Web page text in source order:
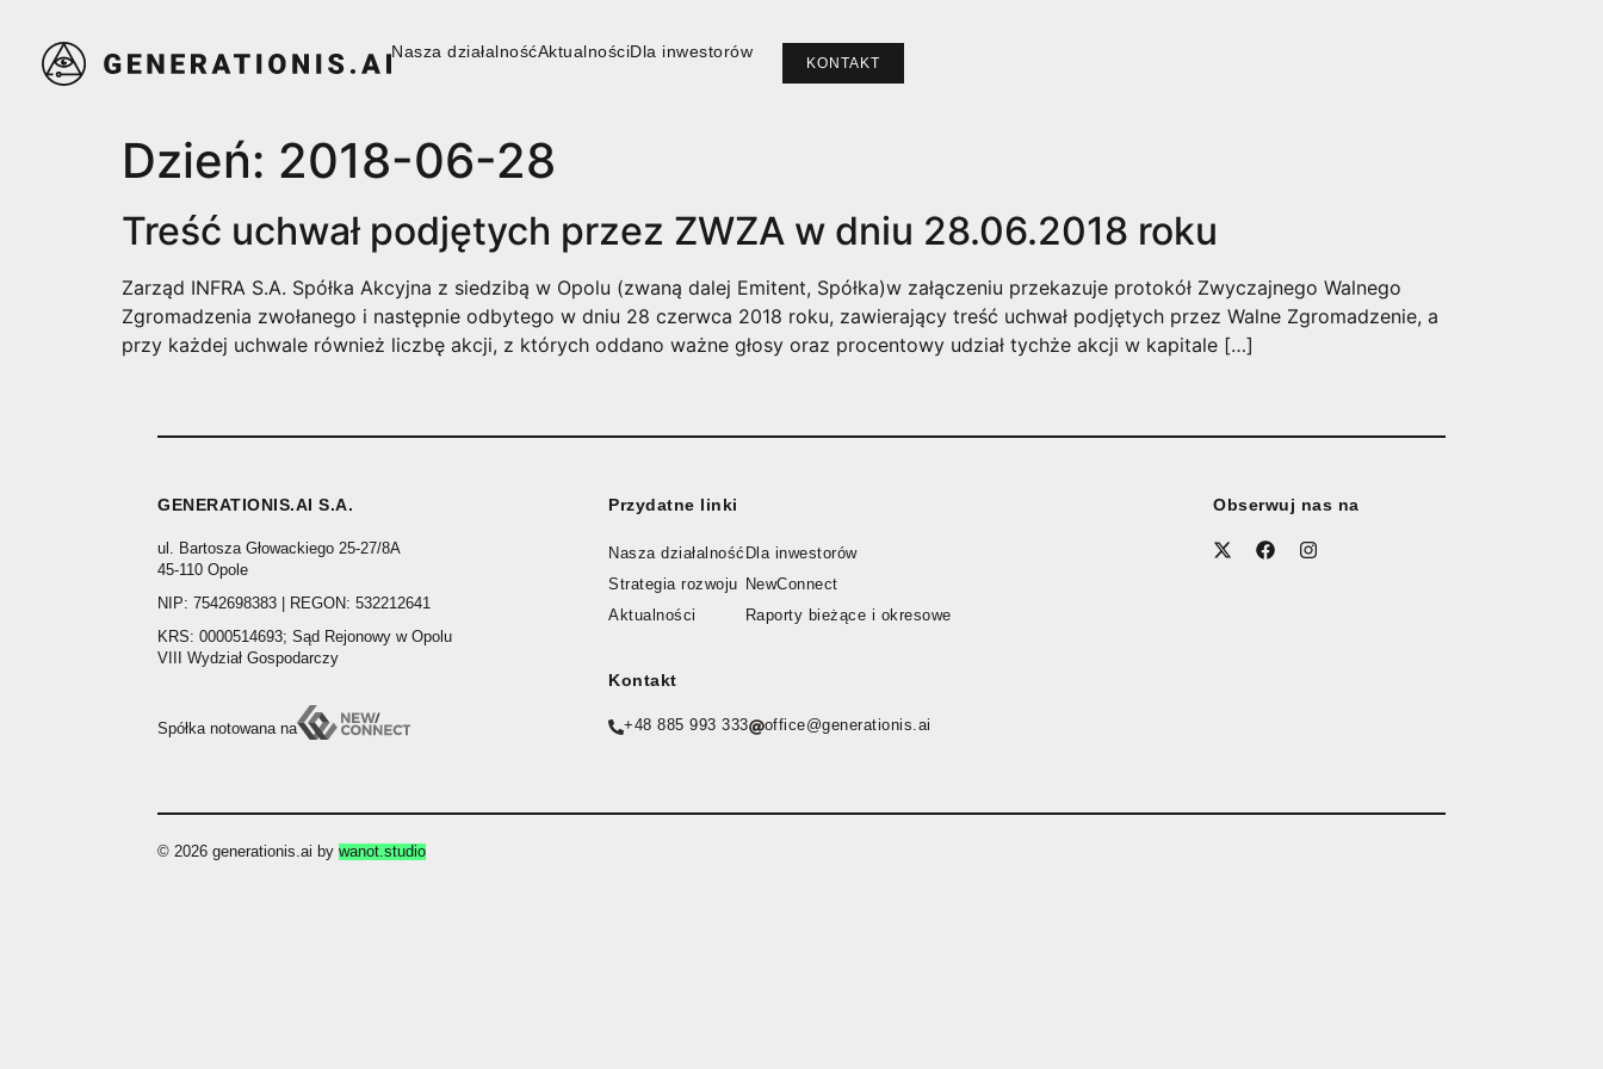
Nasza działalnośćAktualnościDla inwestorów
KONTAKT
Nasza działalnośćAktualnościDla inwestorów
KONTAKT
Dzień: 2018-06-28
Treść uchwał podjętych przez ZWZA w dniu 28.06.2018 roku
Zarząd INFRA S.A. Spółka Akcyjna z siedzibą w Opolu (zwaną dalej Emitent, Spółka)w załączeniu przekazuje protokół Zwyczajnego Walnego
Zgromadzenia zwołanego i następnie odbytego w dniu 28 czerwca 2018 roku, zawierający treść uchwał podjętych przez Walne Zgromadzenie, a
przy każdej uchwale również liczbę akcji, z których oddano ważne głosy oraz procentowy udział tychże akcji w kapitale […]
GENERATIONIS.AI S.A.
ul. Bartosza Głowackiego 25-27/8A
45-110 Opole
NIP: 7542698383 | REGON: 532212641
KRS: 0000514693; Sąd Rejonowy w Opolu
VIII Wydział Gospodarczy
Spółka notowana na
Przydatne linki
Nasza działalność
Strategia rozwoju
Aktualności
Dla inwestorów
NewConnect
Raporty bieżące i okresowe
Kontakt
+48 885 993 333 office@generationis.ai
Obserwuj nas na
© 2026 generationis.ai by wanot.studio